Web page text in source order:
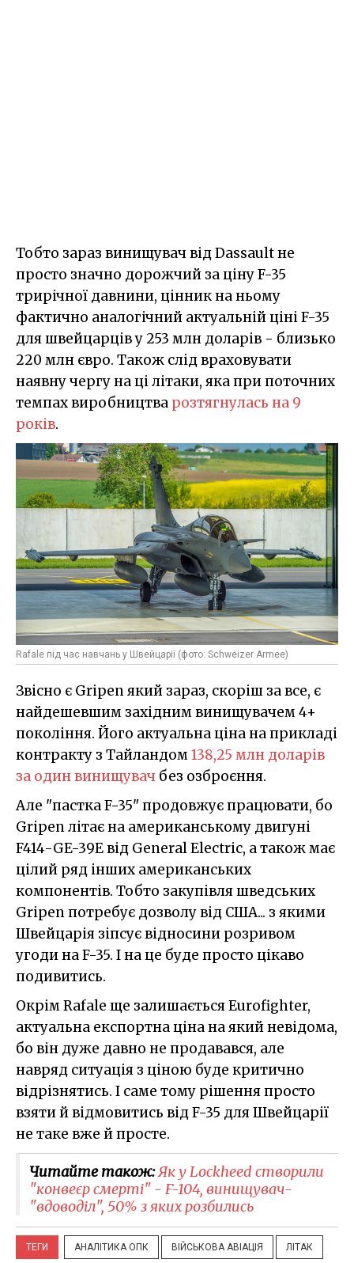
Тобто зараз винищувач від Dassault не
просто значно дорожчий за ціну F-35
трирічної давнини, цінник на ньому
фактично аналогічний актуальній ціні F-35
для швейцарців у 253 млн доларів - близько
220 млн євро. Також слід враховувати
наявну чергу на ці літаки, яка при поточних
темпах виробництва розтягнулась на 9
років.
Rafale під час навчань у Швейцарії (фото: Schweizer Armee)
Звісно є Gripen який зараз, скоріш за все, є
найдешевшим західним винищувачем 4+
покоління. Його актуальна ціна на прикладі
контракту з Тайландом138,25 млн доларів
за один винищувач без озброєння.
Але "пастка F-35" продовжує працювати, бо
Gripen літає на американському двигуні
F414-GE-39E від General Electric, а також має
цілий ряд інших американських
компонентів. Тобто закупівля шведських
Gripen потребує дозволу від США... з якими
Швейцарія зіпсує відносини розривом
угоди на F-35. І на це буде просто цікаво
подивитись.
Окрім Rafale ще залишається Eurofighter,
актуальна експортна ціна на який невідома,
бо він дуже давно не продавався, але
навряд ситуація з ціною буде критично
відрізнятись. І саме тому рішення просто
взяти й відмовитись від F-35 для Швейцарії
не таке вже й просте.
Читайте також:Як у Lockheed створили
"конвеєр смерті" - F-104, винищувач-
"вдоводіл", 50% з яких розбились
ТЕГИ АНАЛІТИКА ОПК ВІЙСЬКОВА АВІАЦІЯ ЛІТАК